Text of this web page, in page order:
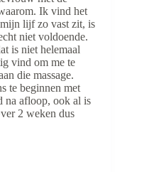
Ik vind het
lijf zo vast zit, is
niet voldoende.
is niet helemaal
vind om me te
die massage.
te beginnen met
na afloop, ook al is
2 weken dus